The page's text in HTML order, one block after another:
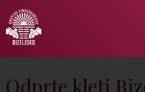
Odprte kleti